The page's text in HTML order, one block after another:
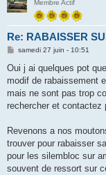
Membre Actif
Re: RABAISSER
M
s
a
g
samedi 27 juin - 10:51
Oui j ai quelques pot
modif de rabaissement
mais ne sont pas trop
rechercher et contactez
Revenons a nos
trouver pour rabaisser
pour les silembloc sur
souvent de ressort sur